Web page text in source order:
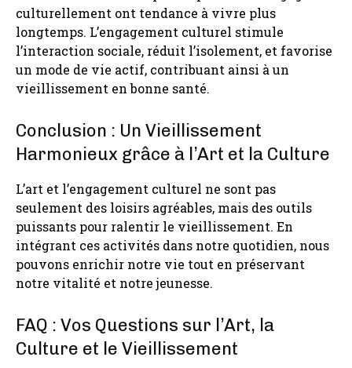
culturellement ont tendance à vivre plus
longtemps. L’engagement culturel stimule
l’interaction sociale, réduit l’isolement, et favorise
un mode de vie actif, contribuant ainsi à un
vieillissement en bonne santé.
Conclusion : Un Vieillissement
Harmonieux grâce à l’Art et la Culture
L’art et l’engagement culturel ne sont pas
seulement des loisirs agréables, mais des outils
puissants pour ralentir le vieillissement. En
intégrant ces activités dans notre quotidien, nous
pouvons enrichir notre vie tout en préservant
notre vitalité et notre jeunesse.
FAQ : Vos Questions sur l’Art, la
Culture et le Vieillissement